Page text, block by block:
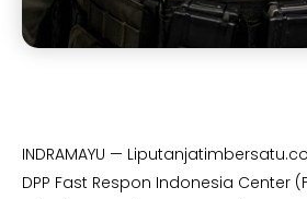
INDRAMAYU —
DPP Fast Respon Indonesia Center